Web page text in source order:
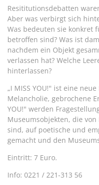
Resititutionsdebatten
Aber was verbirgt sich
Was bedeuten sie konkret
betroffen sind? Was ist
nachdem ein Objekt
verlassen hat? Welche
hinterlassen?
„I MISS YOU!" ist eine
Melancholie, gebrochene
YOU!" werden
Museumsobjekten, die
sind, auf poetische und
gemacht und den
Eintritt: 7 Euro.
Info: 0221 / 221-313 56